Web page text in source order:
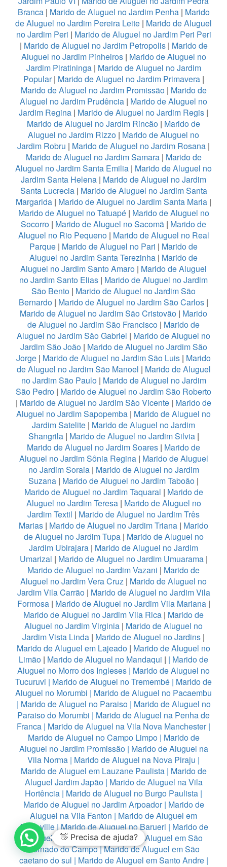
Branca| Marido de Aluguel no Jardim Penha| Marido
de Aluguel no Jardim Pereira Leite | Marido de Aluguel
no Jardim Peri | Marido de Aluguel no Jardim Peri Peri
| Marido de Aluguel no Jardim Petropolis| Marido de
Aluguel no Jardim Pinheiros| Marido de Aluguel no
Jardim Piratininga| Marido de Aluguel no Jardim
Popular| Marido de Aluguel no Jardim Primavera|
Marido de Aluguel no Jardim Promissão| Marido de
Aluguel no Jardim Prudência | Marido de Aluguel no
Jardim Regina | Marido de Aluguel no Jardim Regis |
Marido de Aluguel no Jardim Rincão | Marido de
Aluguel no Jardim Rizzo | Marido de Aluguel no
Jardim Robru | Marido de Aluguel no Jardim Rosana |
Marido de Aluguel no Jardim Samara| Marido de
Aluguel no Jardim Santa Emilia | Marido de Aluguel no
Jardim Santa Helena | Marido de Aluguel no Jardim
Santa Lucrecia| Marido de Aluguel no Jardim Santa
Margarida | Marido de Aluguel no Jardim Santa Maria |
Marido de Aluguel no Tatuapé| Marido de Aluguel no
Socorro | Marido de Aluguel no Sacomã | Marido de
Aluguel no Rio Pequeno| Marido de Aluguel no Real
Parque | Marido de Aluguel no Pari | Marido de
Aluguel no Jardim Santa Terezinha | Marido de
Aluguel no Jardim Santo Amaro | Marido de Aluguel
no Jardim Santo Elias | Marido de Aluguel no Jardim
São Bento | Marido de Aluguel no Jardim São
Bernardo | Marido de Aluguel no Jardim São Carlos |
Marido de Aluguel no Jardim São Cristovão | Marido
de Aluguel no Jardim São Francisco | Marido de
Aluguel no Jardim São Gabriel | Marido de Aluguel no
Jardim São João| Marido de Aluguel no Jardim São
Jorge | Marido de Aluguel no Jardim São Luis | Marido
de Aluguel no Jardim São Manoel | Marido de Aluguel
no Jardim São Paulo| Marido de Aluguel no Jardim
São Pedro | Marido de Aluguel no Jardim São Roberto
| Marido de Aluguel no Jardim São Vicente | Marido de
Aluguel no Jardim Sapopemba | Marido de Aluguel no
Jardim Satelite | Marido de Aluguel no Jardim
Shangrila| Marido de Aluguel no Jardim Silvia|
Marido de Aluguel no Jardim Soares | Marido de
Aluguel no Jardim Sônia Regina| Marido de Aluguel
no Jardim Soraia| Marido de Aluguel no Jardim
Suzana | Marido de Aluguel no Jardim Taboão |
Marido de Aluguel no Jardim Taquaral | Marido de
Aluguel no Jardim Teresa| Marido de Aluguel no
Jardim Textil | Marido de Aluguel no Jardim Três
Marias | Marido de Aluguel no Jardim Triana | Marido
de Aluguel no Jardim Tupa| Marido de Aluguel no
Jardim Ubirajara | Marido de Aluguel no Jardim
Umarizal | Marido de Aluguel no Jardim Umuarama|
Marido de Aluguel no Jardim Vazani | Marido de
Aluguel no Jardim Vera Cruz | Marido de Aluguel no
Jardim Vila Carrão| Marido de Aluguel no Jardim Vila
Formosa| Marido de Aluguel no Jardim Vila Mariana|
Marido de Aluguel no Jardim Vila Rica | Marido de
Aluguel no Jardim Virginia | Marido de Aluguel no
Jardim Vista Linda | Marido de Aluguel no Jardins |
Marido de Aluguel em Lajeado | Marido de Aluguel no
Limão | Marido de Aluguel no Mandaqui | | Marido de
Aluguel no Morro dos Ingleses | Marido de Aluguel no
Tucuruvi | Marido de Aluguel no Tremembé | Marido de
Aluguel no Morumbi | Marido de Aluguel no Pacaembu
| Marido de Aluguel no Paraiso| Marido de Aluguel no
Paraiso do Morumbi | Marido de Aluguel na Penha de
Franca | Marido de Aluguel na Vila Nova Manchester|
Marido de Aluguel no Campo Limpo| Marido de
Aluguel no Jardim Promissão| Marido de Aluguel na
Vila Norma | Marido de Aluguel na Nova Piraju |
Marido de Aluguel em Lauzane Paulista| Marido de
Aluguel Jardim Japão| Marido de Aluguel na Vila
Hortência | Marido de Aluguel no Burgo Paulista |
Marido de Aluguel no Jardim Arpoador| Marido de
Aluguel na Vila Fanton | Marido de Aluguel em
Alphaville|Marido de Aluguel no Barueri | Marido de
Aluguel em Diadema |Marido de Aluguel em São
Bernado do Campo|Marido de Aluguel em São
caetano do sul | Marido de Aluguel em Santo Andre|
👋 Precisa de ajuda?